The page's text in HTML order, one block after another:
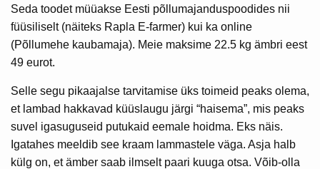
Seda toodet müüakse Eesti põllumajanduspoodides nii
füüsiliselt (näiteks Rapla E-farmer) kui ka online
(Põllumehe kaubamaja). Meie maksime 22.5 kg ämbri eest
49 eurot.
Selle segu pikaajalse tarvitamise üks toimeid peaks olema,
et lambad hakkavad küüslaugu järgi “haisema”, mis peaks
suvel igasuguseid putukaid eemale hoidma. Eks näis.
Igatahes meeldib see kraam lammastele väga. Asja halb
külg on, et ämber saab ilmselt paari kuuga otsa. Võib-olla